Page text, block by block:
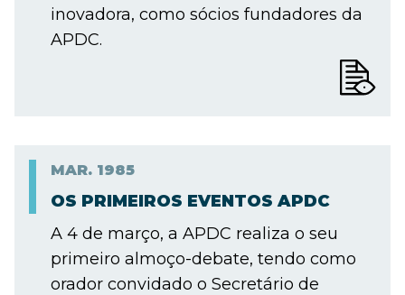
inovadora, como sócios fundadores da
APDC.
MAR. 1985
OS PRIMEIROS EVENTOS APDC
A 4 de março, a APDC realiza o seu
primeiro almoço-debate, tendo como
orador convidado o Secretário de